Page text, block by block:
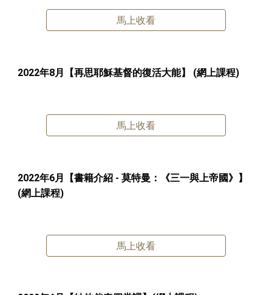
馬上收看
2022年8月【再思耶穌基督的復活大能】 (網上課程)
馬上收看
2022年6月【書籍介紹 - 莫特曼：《三一與上帝國》 】
(網上課程)
馬上收看